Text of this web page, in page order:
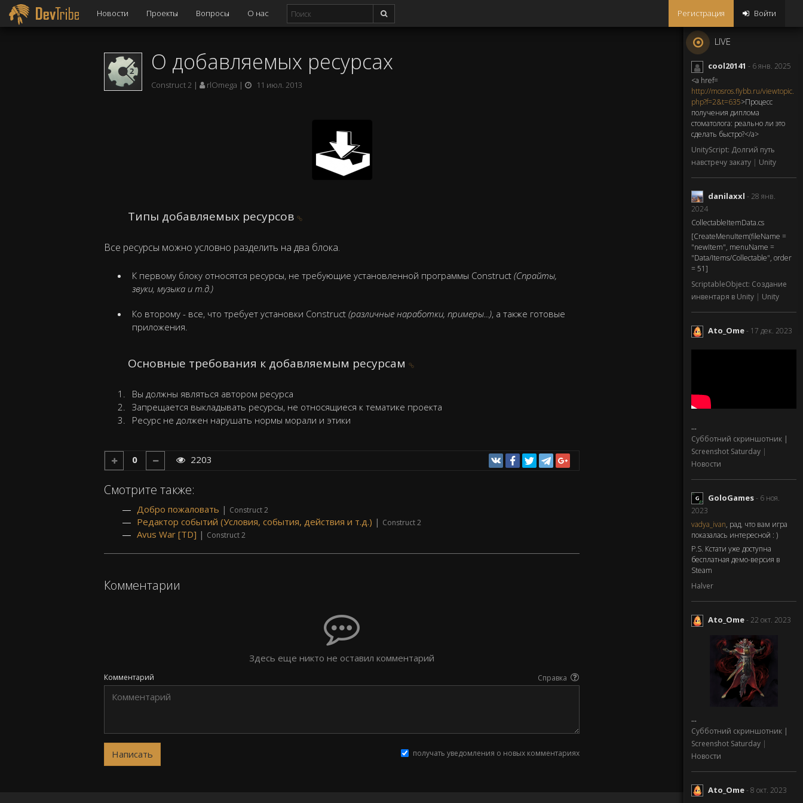
Регистрация Войти
Новости Проекты Вопросы О нас
LIVE
cool20141 - 6 янв. 2025
<a href=
http://mosros.flybb.ru/viewtopic.
php?f=2&t=635>Процесс
получения диплома
стоматолога: реально ли это
сделать быстро?</a>
UnityScript: Долгий путь
навстречу закату | Unity
danilaxxl - 28 янв.
2024
CollectableItemData.cs
[CreateMenuItem(fileName =
"newItem", menuName =
"Data/Items/Collectable", order
= 51]
ScriptableObject: Создание
инвентаря в Unity | Unity
Ato_Ome- 17 дек. 2023
...
Субботний скриншотник |
Screenshot Saturday |
Новости
GoloGames- 6 ноя.
2023
vadya_ivan, рад, что вам игра
показалась интересной : )
P.S. Кстати уже доступна
бесплатная демо-версия в
Steam
Halver
Ato_Ome- 22 окт. 2023
...
Субботний скриншотник |
Screenshot Saturday |
Новости
Ato_Ome- 8 окт. 2023
О добавляемых ресурсах
Construct 2 rlOmega 11 июл. 2013
Типы добавляемых ресурсов
Все ресурсы можно условно разделить на два блока.
К первому блоку относятся ресурсы, не требующие установленной программы Construct (Спрайты,
звуки, музыка и т.д.)
Ко второму - все, что требует установки Construct (различные наработки, примеры...), а также готовые
приложения.
Основные требования к добавляемым ресурсам
Вы должны являться автором ресурса
Запрещается выкладывать ресурсы, не относящиеся к тематике проекта
Ресурс не должен нарушать нормы морали и этики
0 2203
Смотрите также:
Добро пожаловать | Construct 2
Редактор событий (Условия, события, действия и т.д.) | Construct 2
Avus War [TD] | Construct 2
Комментарии
Здесь еще никто не оставил комментарий
Комментарий Справка
получать уведомления о новых комментариях